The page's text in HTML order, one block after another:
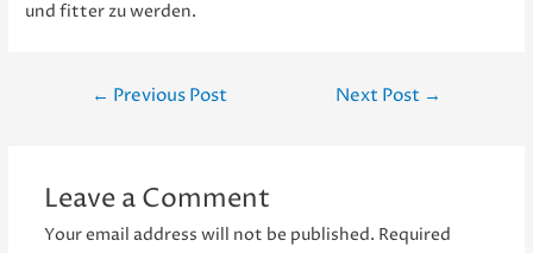
und fitter zu werden.
Post
← Previous Post Next Post →
Leave a Comment
Your email address will not be published. Required